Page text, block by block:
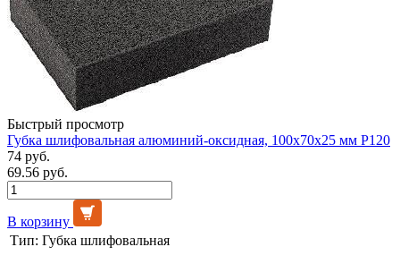
Быстрый просмотр
Губка шлифовальная алюминий-оксидная, 100х70х25 мм Р120
74 руб.
69.56 руб.
В корзину
Тип: Губка шлифовальная